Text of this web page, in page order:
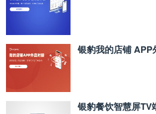
银豹我的店铺 APP
银豹餐饮智慧屏TV